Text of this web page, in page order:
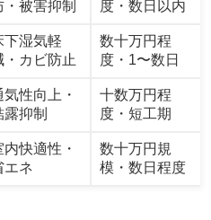
・被害抑制
度・数日以内
下湿気軽
・カビ防止
数十万円程
度・1〜数日
気性向上・
露抑制
十数万円程
度・短工期
内快適性・
エネ
数十万円規
模・数日程度